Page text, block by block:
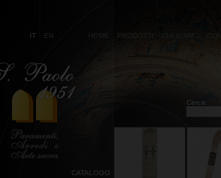
IT EN HOME PRODOTTI CHI SIAMO
Cerca:
CATALOGO